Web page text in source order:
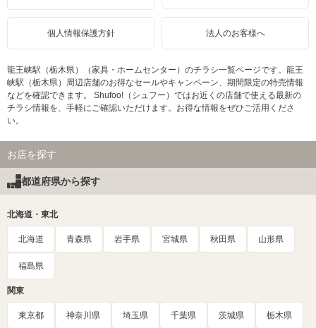
個人情報保護方針 法人のお客様へ
龍王峡駅（栃木県）（家具・ホームセンター）のチラシ一覧ページです。龍王
峡駅（栃木県）周辺店舗のお得なセールやキャンペーン、期間限定の特売情報
などを確認できます。 Shufoo!（シュフー）ではお近くの店舗で使える最新の
チラシ情報を、手軽にご確認いただけます。お得な情報をぜひご活用くださ
い。
お店を探す
都道府県から探す
北海道・東北
北海道 青森県 岩手県 宮城県 秋田県 山形県
福島県
関東
東京都 神奈川県 埼玉県 千葉県 茨城県 栃木県